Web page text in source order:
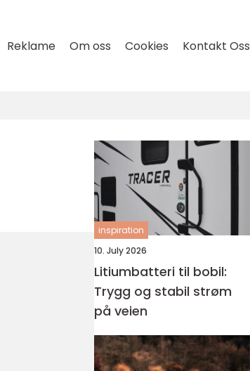
Reklame Om oss Cookies Kontakt Oss
inspiration
10. July 2026
Litiumbatteri til bobil:
Trygg og stabil strøm
på veien